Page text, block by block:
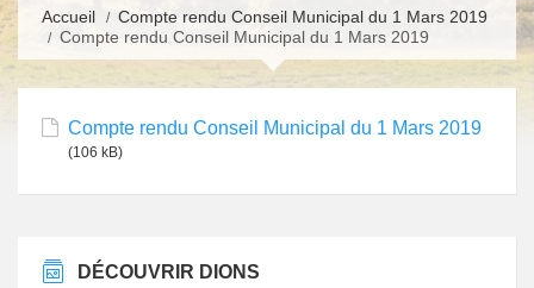
Accueil
Compte rendu Conseil Municipal du 1 Mars 2019
Compte rendu Conseil Municipal du 1 Mars 2019
Compte rendu Conseil Municipal du 1 Mars 2019
(106 kB)
DÉCOUVRIR DIONS